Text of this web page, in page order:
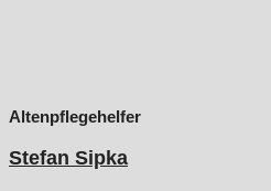
Altenpflegehelfer
Stefan Sipka